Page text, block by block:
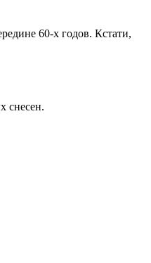
60-х годов. Кстати,
снесен.